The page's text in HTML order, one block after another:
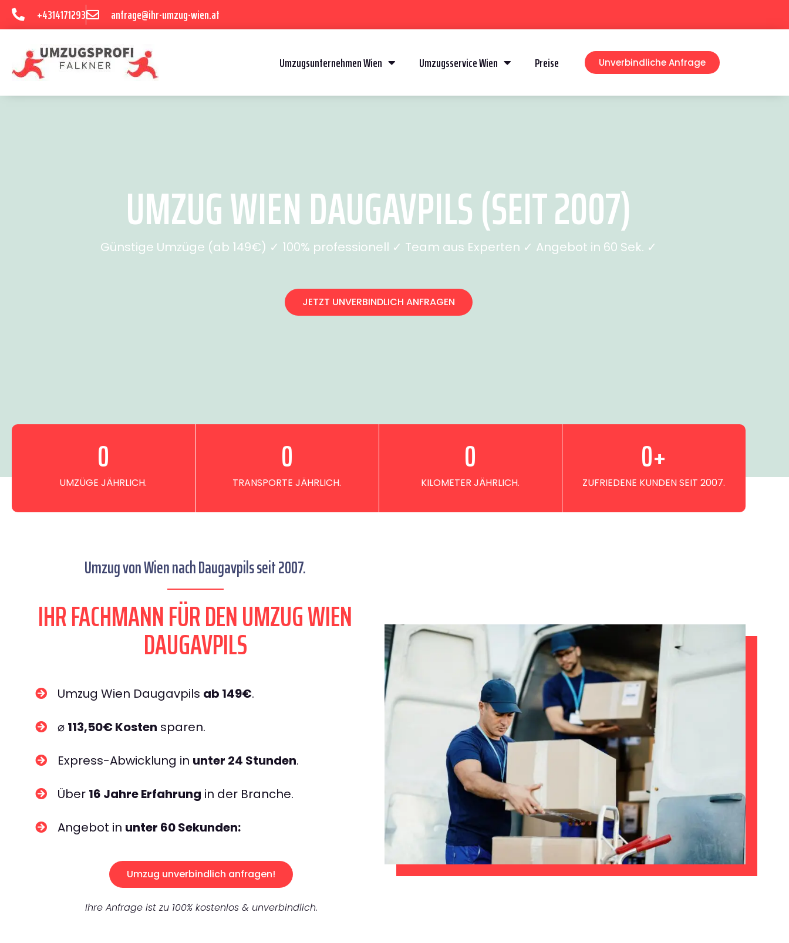
+4314171293 anfrage@ihr-umzug-wien.at
Umzugsunternehmen Wien Umzugsservice Wien Preise Unverbindliche Anfrage
UMZUG WIEN DAUGAVPILS (SEIT 2007)
Günstige Umzüge (ab 149€) ✓ 100% professionell ✓ Team aus Experten ✓ Angebot in 60 Sek. ✓
JETZT UNVERBINDLICH ANFRAGEN
UMZÜGE JÄHRLICH.
0
TRANSPORTE JÄHRLICH.
0
KILOMETER JÄHRLICH.
0
ZUFRIEDENE KUNDEN SEIT 2007.
0+
Umzug von Wien nach Daugavpils seit 2007.
IHR FACHMANN FÜR DEN UMZUG WIEN
DAUGAVPILS
Umzug Wien Daugavpils ab 149€.
⌀ 113,50€ Kosten sparen.
Express-Abwicklung in unter 24 Stunden.
Über 16 Jahre Erfahrung in der Branche.
Angebot in unter 60 Sekunden:
Umzug unverbindlich anfragen!
Ihre Anfrage ist zu 100% kostenlos & unverbindlich.